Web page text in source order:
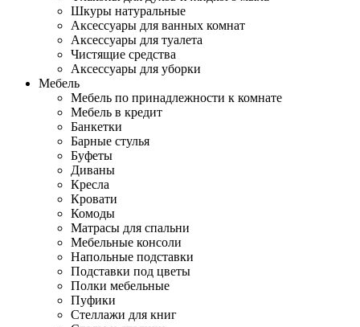
Шкуры натуральные
Аксессуары для ванных комнат
Аксессуары для туалета
Чистящие средства
Аксессуары для уборки
Мебель
Мебель по принадлежности к комнате
Мебель в кредит
Банкетки
Барные стулья
Буфеты
Диваны
Кресла
Кровати
Комоды
Матрасы для спальни
Мебельные консоли
Напольные подставки
Подставки под цветы
Полки мебельные
Пуфики
Стеллажи для книг